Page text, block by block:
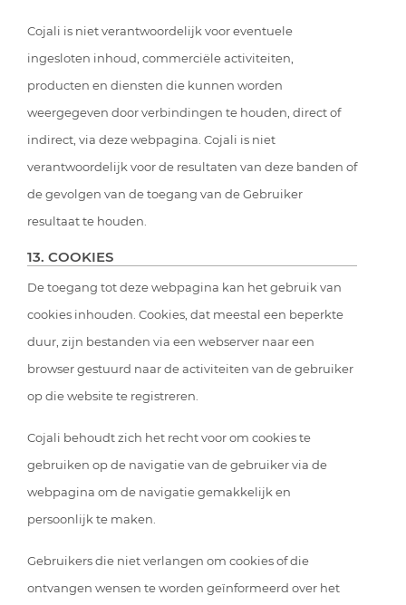
Cojali is niet verantwoordelijk voor eventuele
ingesloten inhoud, commerciële activiteiten,
producten en diensten die kunnen worden
weergegeven door verbindingen te houden, direct of
indirect, via deze webpagina. Cojali is niet
verantwoordelijk voor de resultaten van deze banden of
de gevolgen van de toegang van de Gebruiker
resultaat te houden.
13. COOKIES
De toegang tot deze webpagina kan het gebruik van
cookies inhouden. Cookies, dat meestal een beperkte
duur, zijn bestanden via een webserver naar een
browser gestuurd naar de activiteiten van de gebruiker
op die website te registreren.
Cojali behoudt zich het recht voor om cookies te
gebruiken op de navigatie van de gebruiker via de
webpagina om de navigatie gemakkelijk en
persoonlijk te maken.
Gebruikers die niet verlangen om cookies of die
ontvangen wensen te worden geïnformeerd over het